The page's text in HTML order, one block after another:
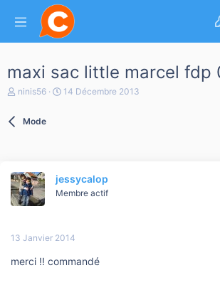
maxi sac little marcel fdp
A
e
l
a
d
c
s
ninis56
D
b
u
14 Décembre 2013
Mode
jessycalop
Membre actif
13 Janvier 2014
merci !! commandé